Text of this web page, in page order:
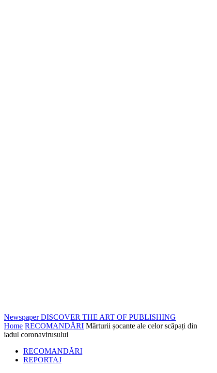
Newspaper DISCOVER THE ART OF PUBLISHING
Home RECOMANDĂRI Mărturii șocante ale celor scăpați din
iadul coronavirusului
RECOMANDĂRI
REPORTAJ